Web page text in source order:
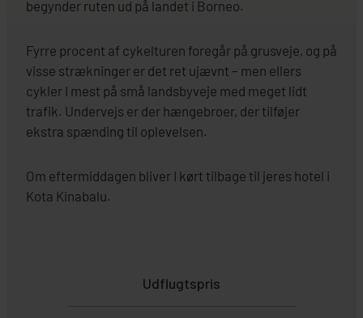
begynder ruten ud på landet i Borneo.
Fyrre procent af cykelturen foregår på grusveje, og på
visse strækninger er det ret ujævnt – men ellers
cykler I mest på små landsbyveje med meget lidt
trafik. Undervejs er der hængebroer, der tilføjer
ekstra spænding til oplevelsen.
Om eftermiddagen bliver I kørt tilbage til jeres hotel i
Kota Kinabalu.
Udflugtspris